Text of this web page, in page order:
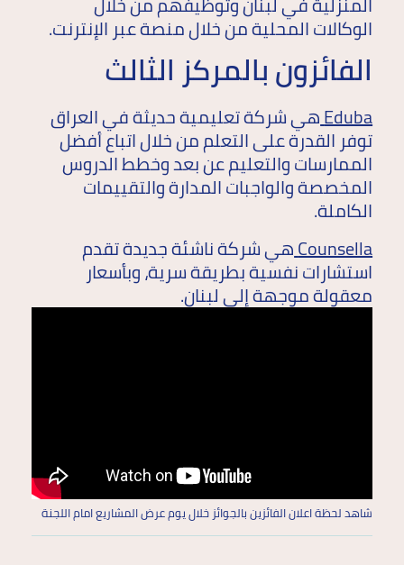
الوكالات المحلية من خلال منصة عبر الإنترنت.
الفائزون بالمركز الثالث
Edubaهي شركة تعليمية حديثة في العراق
توفر القدرة على التعلم من خلال اتباع أفضل
الممارسات والتعليم عن بعد وخطط الدروس
المخصصة والواجبات المدارة والتقييمات
الكاملة.
Counsellaهي شركة ناشئة جديدة تقدم
استشارات نفسية بطريقة سرية، وبأسعار
معقولة موجهة إلى لبنان.
شاهد لحظة اعلان الفائزين بالجوائز خلال يوم عرض المشاريع امام اللجنة